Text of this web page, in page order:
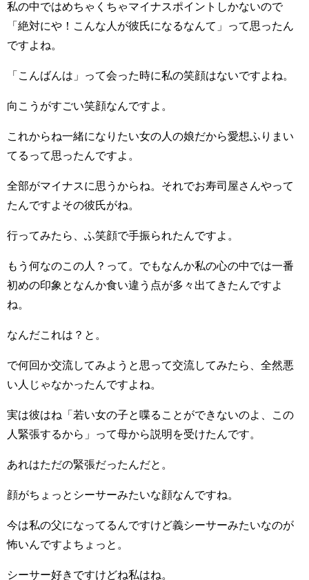
私の中ではめちゃくちゃマイナスポイントしかないので
「絶対にや！こんな人が彼氏になるなんて」って思ったん
ですよね。
「こんばんは」って会った時に私の笑顔はないですよね。
向こうがすごい笑顔なんですよ。
これからね一緒になりたい女の人の娘だから愛想ふりまい
てるって思ったんですよ。
全部がマイナスに思うからね。それでお寿司屋さんやって
たんですよその彼氏がね。
行ってみたら、ふ笑顔で手振られたんですよ。
もう何なのこの人？って。でもなんか私の心の中では一番
初めの印象となんか食い違う点が多々出てきたんですよ
ね。
なんだこれは？と。
で何回か交流してみようと思って交流してみたら、全然悪
い人じゃなかったんですよね。
実は彼はね「若い女の子と喋ることができないのよ、この
人緊張するから」って母から説明を受けたんです。
あれはただの緊張だったんだと。
顔がちょっとシーサーみたいな顔なんですね。
今は私の父になってるんですけど義シーサーみたいなのが
怖いんですよちょっと。
シーサー好きですけどね私はね。